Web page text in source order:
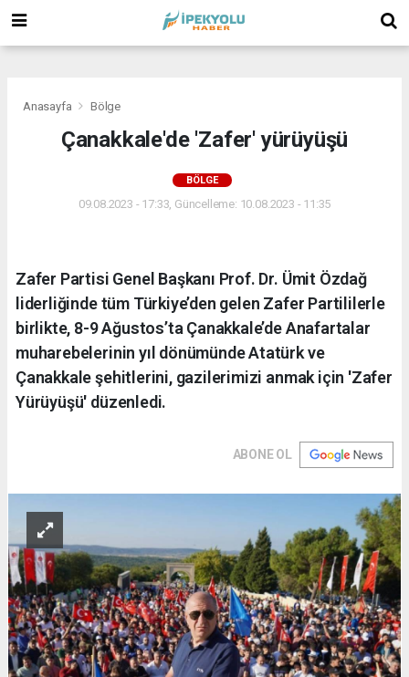
Anasayfa Bölge
Çanakkale'de 'Zafer' yürüyüşü
BÖLGE
09.08.2023 - 17:33, Güncelleme: 10.08.2023 - 11:35
Zafer Partisi Genel Başkanı Prof. Dr. Ümit Özdağ
liderliğinde tüm Türkiye’den gelen Zafer Partililerle
birlikte, 8-9 Ağustos’ta Çanakkale’de Anafartalar
muharebelerinin yıl dönümünde Atatürk ve
Çanakkale şehitlerini, gazilerimizi anmak için 'Zafer
Yürüyüşü' düzenledi.
ABONE OL